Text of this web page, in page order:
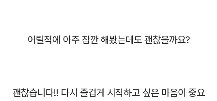
어릴적에 아주 잠깐 해봤는데도 괜찮을까요?
괜찮습니다!! 다시 즐겁게 시작하고 싶은 마음이 중요